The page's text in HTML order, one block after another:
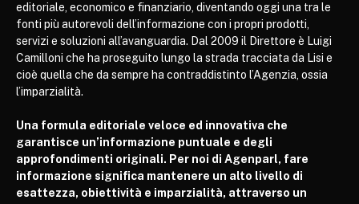
editoriale, economico e finanziario, diventando oggi una tra le
fonti più autorevoli dell’informazione con i propri prodotti,
servizi e soluzioni all’avanguardia. Dal 2009 il Direttore è Luigi
Camilloni che ha proseguito lungo la strada tracciata da Lisi e
cioè quella che da sempre ha contraddistinto l’Agenzia, ossia
l’imparzialità.
Una formula editoriale veloce ed innovativa che
garantisce un’informazione puntuale e degli
approfondimenti originali. Per noi di Agenparl, fare
informazione significa mantenere un alto livello di
esattezza, obiettività e imparzialità, attraverso un